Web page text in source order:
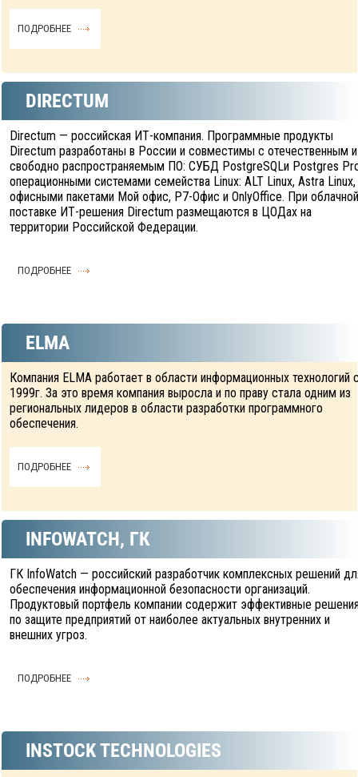
ПОДРОБНЕЕ
DIRECTUM
Directum — российская ИТ-компания. Программные продукты
Directum разработаны в России и совместимы с отечественным и
свободно распространяемым ПО: СУБД PostgreSQLи Postgres
операционными системами семейства Linux: ALT Linux, Astra Linux,
офисными пакетами Мой офис, Р7-Офис и OnlyOffice. При облачной
поставке ИТ-решения Directum размещаются в ЦОДах на
территории Российской Федерации.
ПОДРОБНЕЕ
ELMA
Компания ELMA работает в области информационных технологий
1999г. За это время компания выросла и по праву стала одним из
региональных лидеров в области разработки программного
обеспечения.
ПОДРОБНЕЕ
INFOWATCH, ГК
ГК InfoWatch — российский разработчик комплексных решений
обеспечения информационной безопасности организаций.
Продуктовый портфель компании содержит эффективные
по защите предприятий от наиболее актуальных внутренних и
внешних угроз.
ПОДРОБНЕЕ
INSTOCK TECHNOLOGIES